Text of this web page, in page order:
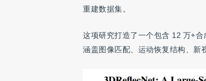
重建数据集。
这项研究打造了一个包含 12 万+
涵盖图像匹配、运动恢复结构、新